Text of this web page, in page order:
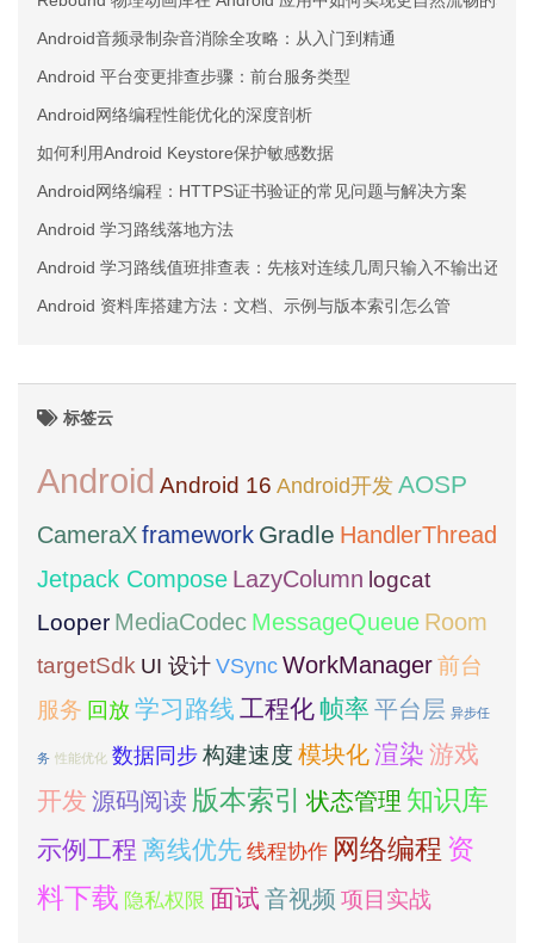
Android音频录制杂音消除全攻略：从入门到精通
Android 平台变更排查步骤：前台服务类型
Android网络编程性能优化的深度剖析
如何利用Android Keystore保护敏感数据
Android网络编程：HTTPS证书验证的常见问题与解决方案
Android 学习路线落地方法
Android 学习路线值班排查表：先核对连续几周只输入不输出还是
Android 资料库搭建方法：文档、示例与版本索引怎么管
标签云
Android Android 16 Android开发 AOSP
CameraXframework Gradle HandlerThread
Jetpack Compose LazyColumn logcat
Looper MediaCodec MessageQueue Room
targetSdk UI 设计 VSyncWorkManager前台
服务 回放 学习路线 工程化帧率 平台层 异步任
务 性能优化 数据同步 构建速度 模块化渲染 游戏
开发 源码阅读 版本索引 状态管理 知识库
示例工程 离线优先 线程协作 网络编程 资
料下载 隐私权限 面试 音视频 项目实战